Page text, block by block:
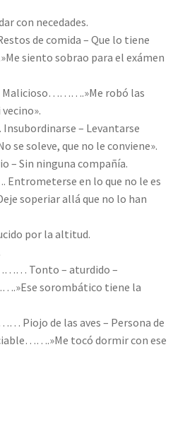
con necedades.
de comida – Que lo tiene
siento sobrao para el exámen
robó las
– Levantarse
soleve, que no le conviene».
– Sin ninguna compañía.
en lo que no le es
soperiar allá que no lo han
por la altitud.
Tonto – aturdido –
sorombático tiene la
Piojo de las aves – Persona de
tocó dormir con ese